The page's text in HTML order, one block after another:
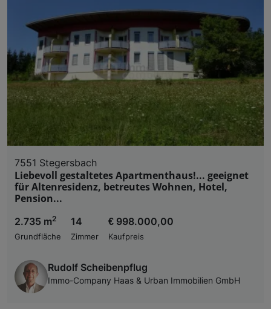
7551 Stegersbach
Liebevoll gestaltetes Apartmenthaus!... geeignet
für Altenresidenz, betreutes Wohnen, Hotel,
Pension...
2.735 m2
Grundfläche
14
Zimmer
€ 998.000,00
Kaufpreis
Rudolf Scheibenpflug
Immo-Company Haas & Urban Immobilien GmbH